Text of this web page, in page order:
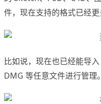
件，现在支持的格式已经更
比如说，现在也已经能导入
DMG 等任意文件进行管理。